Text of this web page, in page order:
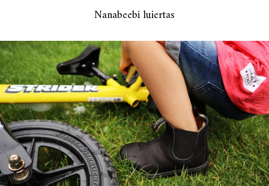
Nanabeebi luiertas